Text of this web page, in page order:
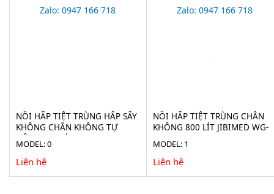
Zalo: 0947 166 718
NỒI HẤP TIỆT TRÙNG HẤP SẤY
KHÔNG CHÂN KHÔNG TỰ
ĐỘNG 100 LÍT JIBIMED LS-
100HV
MODEL: 0
Liên hệ
Zalo: 0947 166 718
NỒI HẤP TIỆT TRÙNG CHÂN
KHÔNG 800 LÍT JIBIMED WG-
MODEL: 1
Liên hệ